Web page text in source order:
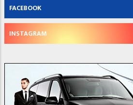
FACEBOOK
INSTAGRAM